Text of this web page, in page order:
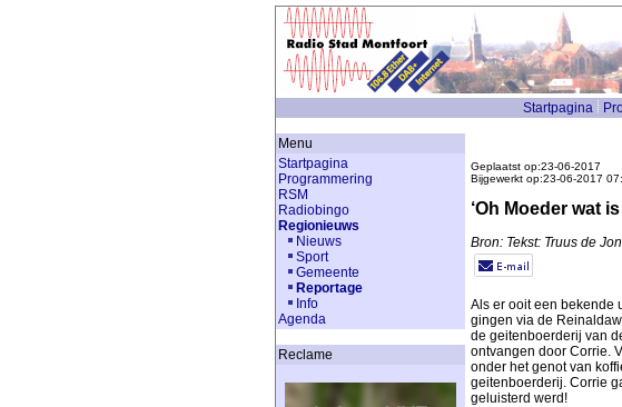
Startpagina
Menu
Startpagina
Programmering
RSM
Radiobingo
Regionieuws
Nieuws
Sport
Gemeente
Reportage
Info
Agenda
Reclame
Geplaatst op:23-06-2017
Bijgewerkt op:23-06-2017
‘Oh Moeder wat
Bron: Tekst: Truus de
Als er ooit een bekende
gingen via de
de geitenboerderij van
ontvangen door Corrie.
onder het genot van
geitenboerderij. Corrie
geluisterd werd!